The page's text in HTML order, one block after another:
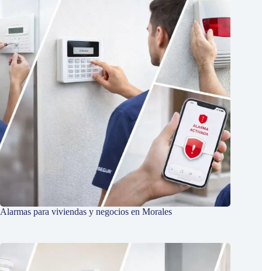
Alarmas para viviendas y negocios en Morales